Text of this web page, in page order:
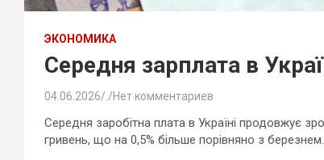
ЭКОНОМИКА
Середня зарплата в
04.06.2026 Нет комментариев
Середня заробітна плата в Україні продовжує
гривень, що на 0,5% більше порівняно з березнем.